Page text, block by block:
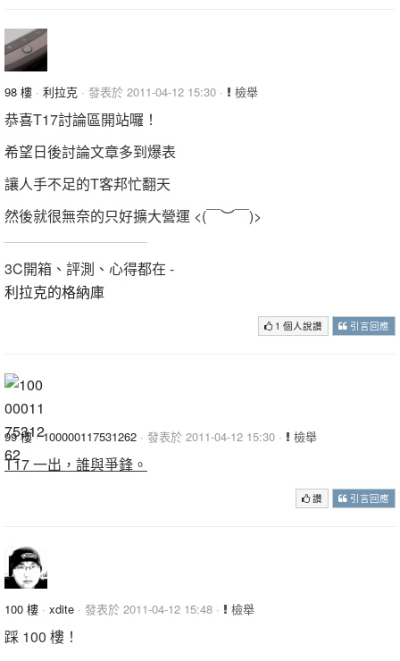
98 樓 · 利拉克 · 發表於 2011-04-12 15:30 · 檢舉
恭喜T17討論區開站囉！
希望日後討論文章多到爆表
讓人手不足的T客邦忙翻天
然後就很無奈的只好擴大營運 <(￣︶￣)>
3C開箱、評測、心得都在 -
利拉克的格納庫
1 個人說讚 引言回應
99 樓·100000117531262 · 發表於 2011-04-12 15:30 · 檢舉
T17 一出，誰與爭鋒。
讚 引言回應
100 樓 · xdite · 發表於 2011-04-12 15:48 · 檢舉
踩 100 樓！